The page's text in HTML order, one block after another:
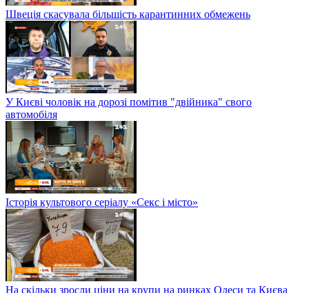
Швеція скасувала більшість карантинних обмежень
У Києві чоловік на дорозі помітив "двійника" свого
автомобіля
Історія культового серіалу «Секс і місто»
На скільки зросли ціни на крупи на ринках Одеси та Києва